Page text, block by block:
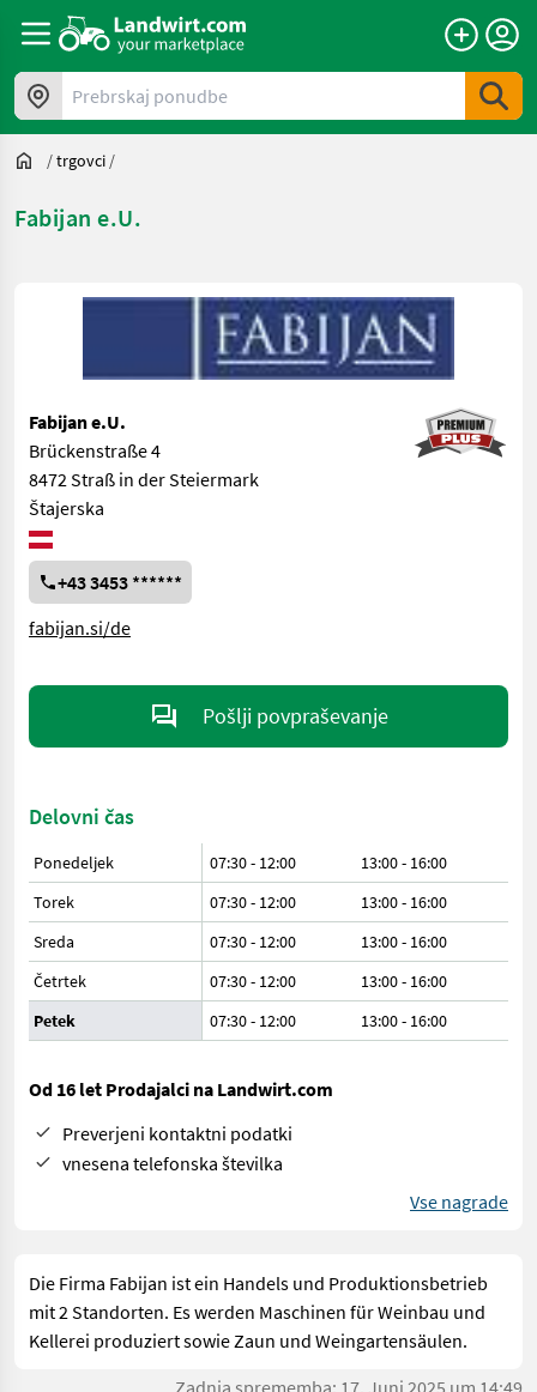
Prebrskaj ponudbe
/trgovci /
Fabijan e.U.
Fabijan e.U.
Brückenstraße 4
8472 Straß in der Steiermark
Štajerska
+43 3453 ******
fabijan.si/de
Pošlji povpraševanje
Delovni čas
Ponedeljek 07:30 - 12:00
13:00 - 16:00
Torek
07:30 - 12:00
13:00 - 16:00
Sreda
07:30 - 12:00
13:00 - 16:00
Četrtek
07:30 - 12:00
13:00 - 16:00
Petek
07:30 - 12:00 13:00 - 16:00
Od 16 let Prodajalci na Landwirt.com
Preverjeni kontaktni podatki
vnesena telefonska številka
Vse nagrade
Die Firma Fabijan ist ein Handels und Produktionsbetrieb
mit 2 Standorten. Es werden Maschinen für Weinbau und
Kellerei produziert sowie Zaun und Weingartensäulen.
Zadnja sprememba: 17. Juni 2025 um 14:49